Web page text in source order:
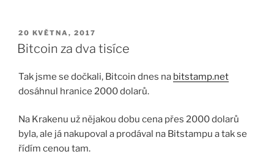
PUBLIKOVÁNO
20 KVĚTNA, 2017
Bitcoin za dva tisíce
Tak jsme se dočkali, Bitcoin dnes na bitstamp.net
dosáhnul hranice 2000 dolarů.
Na Krakenu už nějakou dobu cena přes 2000 dolarů
byla, ale já nakupoval a prodával na Bitstampu a tak se
řídím cenou tam.